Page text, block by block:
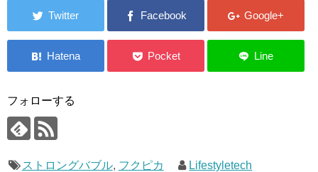
フォローする
ストロングバブル, フクピカ Lifestyletech